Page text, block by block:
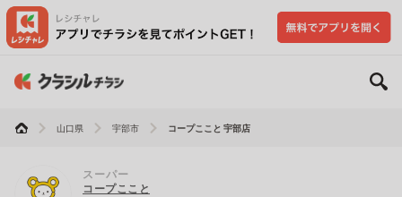
山口県 宇部市 コープここと 宇部店
スーパー
コープここと